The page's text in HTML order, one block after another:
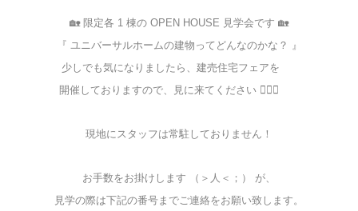
🏡 限定各 1 棟の OPEN HOUSE 見学会です 🏡
『 ユニバーサルホームの建物ってどんなのかな？ 』
少しでも気になりましたら、建売住宅フェアを
開催しておりますので、見に来てください 🙇🏻‍♀️
現地にスタッフは常駐しておりません！
お手数をお掛けします （＞人＜；） が、
見学の際は下記の番号までご連絡をお願い致します。